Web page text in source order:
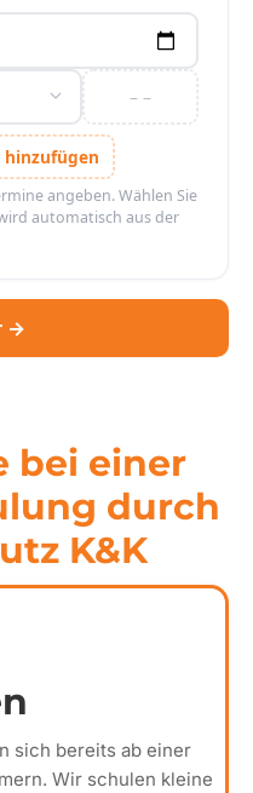
– –
hinzufügen
angeben. Wählen Sie
automatisch aus der
→
bei einer
durch
K&K
sich bereits ab einer
Wir schulen kleine